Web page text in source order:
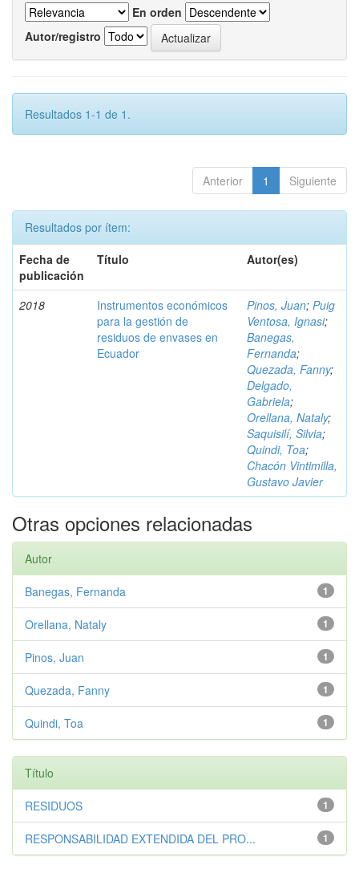
En orden
Autor/registro
Resultados 1-1 de 1.
Anterior 1 Siguiente
Resultados por ítem:
Fecha de
publicación
Título Autor(es)
2018
Instrumentos económicos
para la gestión de
residuos de envases en
Ecuador
Pinos, Juan; Puig
Ventosa, Ignasi;
Banegas,
Fernanda;
Quezada, Fanny;
Delgado,
Gabriela;
Orellana, Nataly;
Saquisilí, Silvia;
Quindi, Toa;
Chacón Vintimilla,
Gustavo Javier
Otras opciones relacionadas
Autor
1
Banegas, Fernanda
1
Orellana, Nataly
1
Pinos, Juan
1
Quezada, Fanny
1
Quindi, Toa
Título
1
RESIDUOS
1
RESPONSABILIDAD EXTENDIDA DEL PRO...